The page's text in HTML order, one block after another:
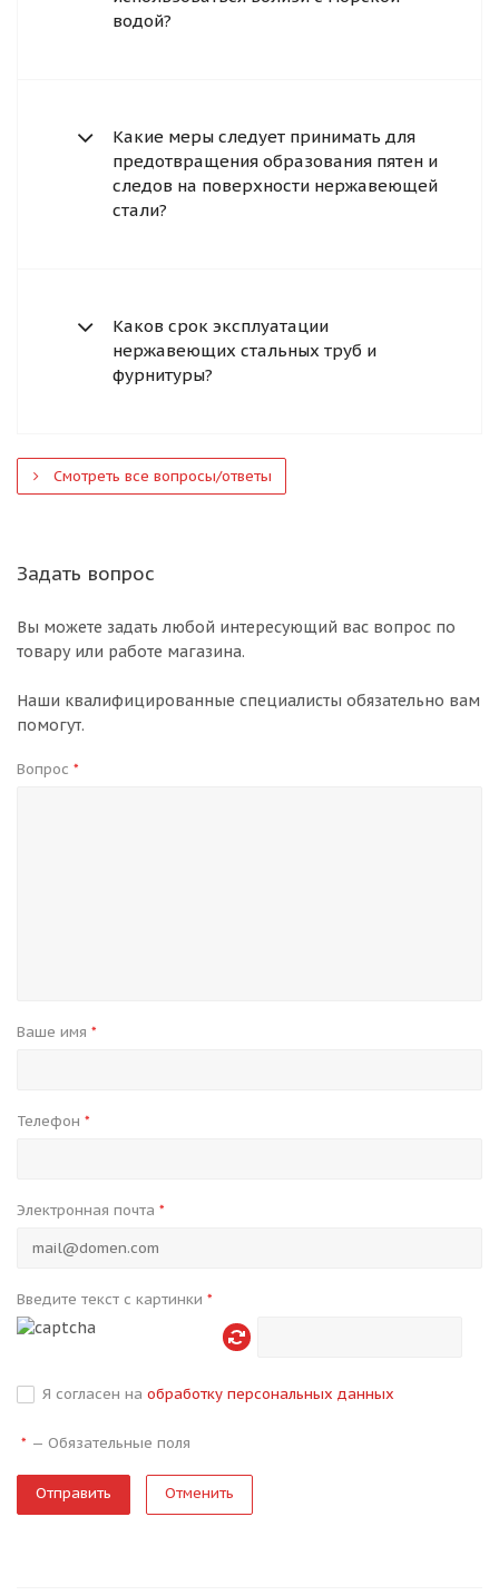
водой?
Какие меры следует принимать для
предотвращения образования пятен и
следов на поверхности нержавеющей
стали?
Каков срок эксплуатации
нержавеющих стальных труб и
фурнитуры?
Смотреть все вопросы/ответы
Задать вопрос
Вы можете задать любой интересующий вас вопрос по
товару или работе магазина.
Наши квалифицированные специалисты обязательно вам
помогут.
Вопрос *
Ваше имя *
Телефон *
Электронная почта *
Введите текст с картинки *
Я согласен на обработку персональных данных
* — Обязательные поля
Отменить